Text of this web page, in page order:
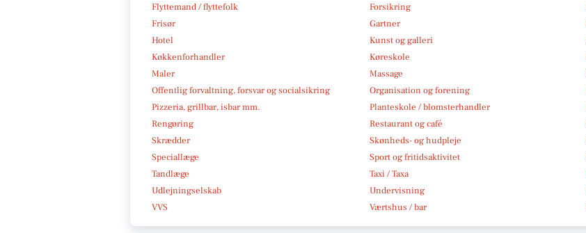
Flyttemand / flyttefolk
Forsikring
Frisør
Gartner
Hotel
Kunst og galleri
Køkkenforhandler
Køreskole
Maler
Massage
Offentlig forvaltning, forsvar og socialsikring
Organisation og forening
Pizzeria, grillbar, isbar mm.
Planteskole / blomsterhandler
Rengøring
Restaurant og café
Skrædder
Skønheds- og hudpleje
Speciallæge
Sport og fritidsaktivitet
Tandlæge
Taxi / Taxa
Udlejningselskab
Undervisning
VVS
Værtshus / bar